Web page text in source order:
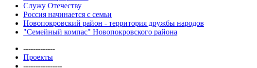
Служу Отечеству
Россия начинается с семьи
Новопокровский район - территория дружбы народов
"Семейный компас" Новопокровского района
-------------
Проекты
----------------